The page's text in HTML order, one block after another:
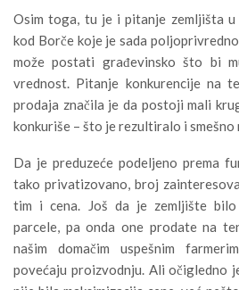
Osim toga, tu je i pitanje zemljišta
kod Borče koje je sada
može postati građevinsko što bi
vrednost. Pitanje konkurencije na
prodaja značila je da postoji mali
konkuriše – što je rezultiralo i smešno
Da je preduzeće podeljeno prema
tako privatizovano, broj
tim i cena. Još da je zemljište bilo
parcele, pa onda one prodate na
našim domačim uspešnim
povećaju proizvodnju. Ali očigledno